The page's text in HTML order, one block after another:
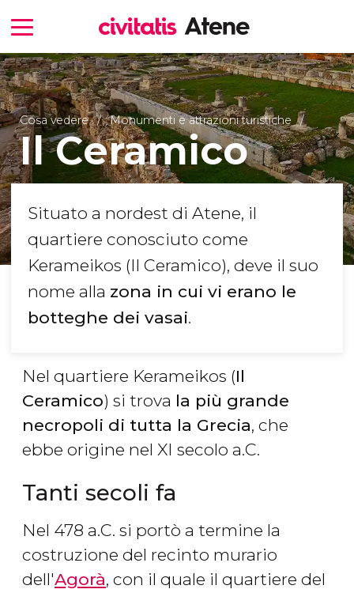
Cosa vedere Monumenti e attrazioni turistiche
Il Ceramico
Situato a nordest di Atene, il
quartiere conosciuto come
Kerameikos (Il Ceramico), deve il suo
nome alla zona in cui vi erano le
botteghe dei vasai.
Nel quartiere Kerameikos (Il
Ceramico) si trova la più grande
necropoli di tutta la Grecia, che
ebbe origine nel XI secolo a.C.
Tanti secoli fa
Nel 478 a.C. si portò a termine la
costruzione del recinto murario
dell'Agorà, con il quale il quartiere del